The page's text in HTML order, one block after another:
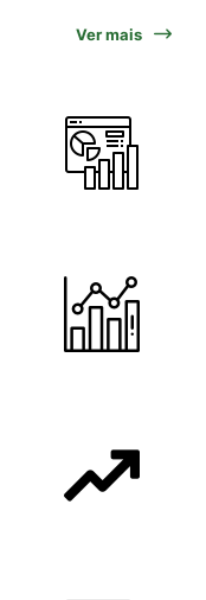
Ver mais